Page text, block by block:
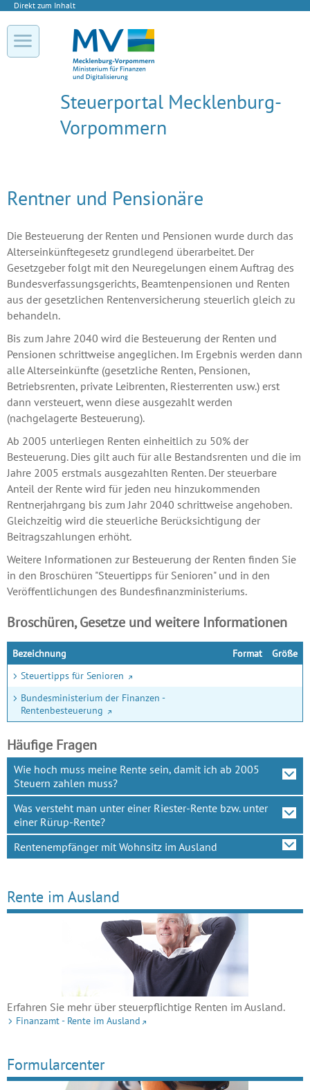
Direkt zum Inhalt
Steuerportal Mecklenburg-
Vorpommern
Rentner und Pensionäre
Die Besteuerung der Renten und Pensionen wurde durch das
Alterseinkünftegesetz grundlegend überarbeitet. Der
Gesetzgeber folgt mit den Neuregelungen einem Auftrag des
Bundesverfassungsgerichts, Beamtenpensionen und Renten
aus der gesetzlichen Rentenversicherung steuerlich gleich zu
behandeln.
Bis zum Jahre 2040 wird die Besteuerung der Renten und
Pensionen schrittweise angeglichen. Im Ergebnis werden dann
alle Alterseinkünfte (gesetzliche Renten, Pensionen,
Betriebsrenten, private Leibrenten, Riesterrenten usw.) erst
dann versteuert, wenn diese ausgezahlt werden
(nachgelagerte Besteuerung).
Ab 2005 unterliegen Renten einheitlich zu 50% der
Besteuerung. Dies gilt auch für alle Bestandsrenten und die im
Jahre 2005 erstmals ausgezahlten Renten. Der steuerbare
Anteil der Rente wird für jeden neu hinzukommenden
Rentnerjahrgang bis zum Jahr 2040 schrittweise angehoben.
Gleichzeitig wird die steuerliche Berücksichtigung der
Beitragszahlungen erhöht.
Weitere Informationen zur Besteuerung der Renten finden Sie
in den Broschüren "Steuertipps für Senioren" und in den
Veröffentlichungen des Bundesfinanzministeriums.
Broschüren, Gesetze und weitere Informationen
Bezeichnung Format
Größe
Steuertipps für Senioren
Bundesministerium der Finanzen -
Rentenbesteuerung
Häufige Fragen
Wie hoch muss meine Rente sein, damit ich ab 2005
Steuern zahlen muss?
Was versteht man unter einer Riester-Rente bzw. unter
einer Rürup-Rente?
Rentenempfänger mit Wohnsitz im Ausland
Rente im Ausland
Erfahren Sie mehr über steuerpflichtige Renten im Ausland.
Finanzamt - Rente im Ausland
Formularcenter